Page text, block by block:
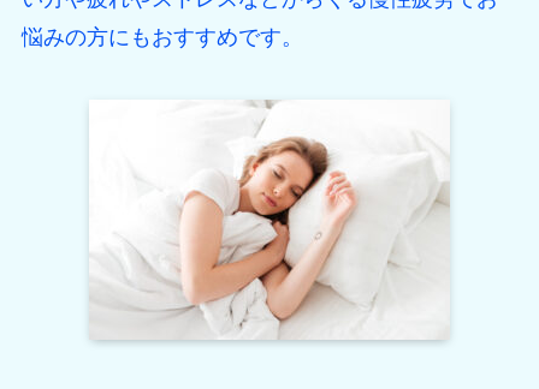
悩みの方にもおすすめです。